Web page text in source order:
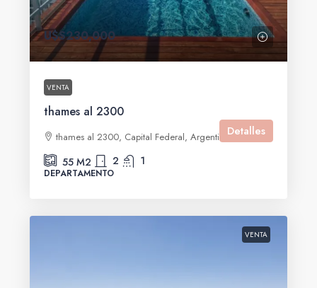
U$S230,000
VENTA
thames al 2300
thames al 2300, Capital Federal, Argentina
55 M2 2 1
DEPARTAMENTO
Detalles
VENTA